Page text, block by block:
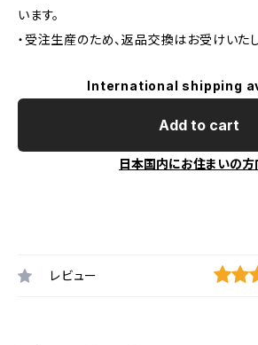
います。
・受注生産のため、返品交換はお受けいた
International shipping
Add to cart
日本国内にお住まいの方
レビュー